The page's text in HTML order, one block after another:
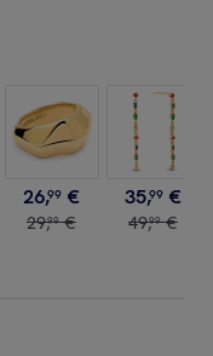
26,99 €
29,99 €
35,99 €
49,99 €